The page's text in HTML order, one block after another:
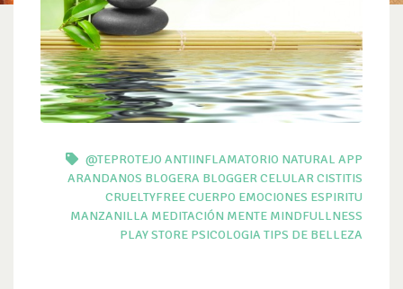
@TEPROTEJO ANTIINFLAMATORIO NATURAL APP
ARANDANOS BLOGERA BLOGGERCELULARCISTITIS
CRUELTYFREECUERPO EMOCIONES ESPIRITU
MANZANILLA MEDITACIÓN MENTE MINDFULLNESS
PLAY STORE PSICOLOGIA TIPS DE BELLEZA